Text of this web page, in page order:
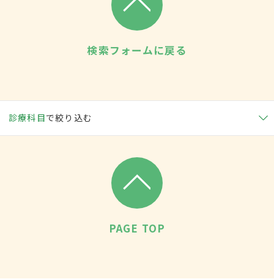
検索フォームに戻る
診療科目で絞り込む
PAGE TOP